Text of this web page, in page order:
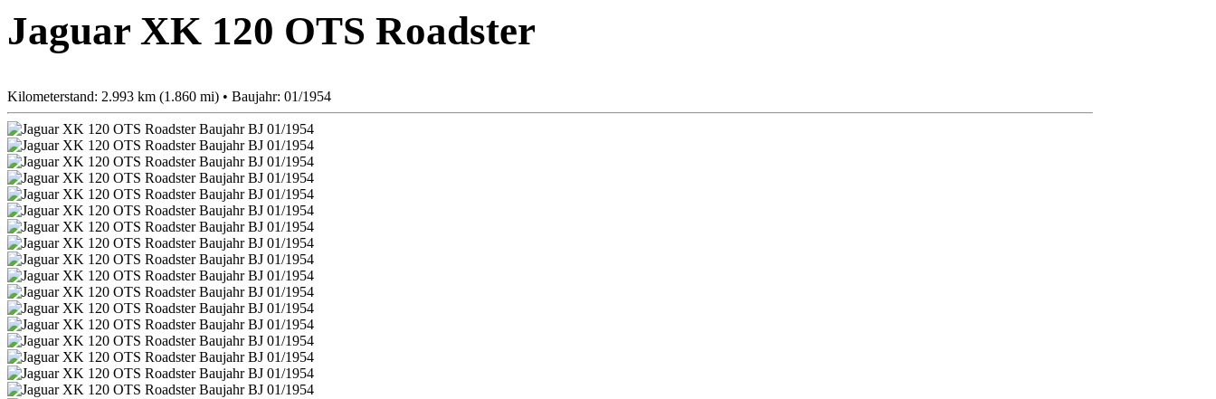
Jaguar XK 120 OTS Roadster
Kilometerstand: 2.993 km (1.860 mi) • Baujahr: 01/1954